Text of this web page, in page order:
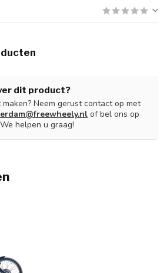
dit product?
Neem gerust contact op met
of bel ons op
helpen u graag!